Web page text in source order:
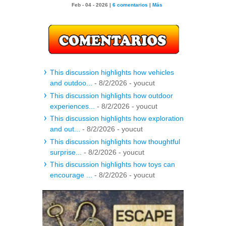
Feb - 04 - 2026 | 6 comentarios | Más
This discussion highlights how vehicles
and outdoo...
- 8/2/2026 - youcut
This discussion highlights how outdoor
experiences...
- 8/2/2026 - youcut
This discussion highlights how exploration
and out...
- 8/2/2026 - youcut
This discussion highlights how thoughtful
surprise...
- 8/2/2026 - youcut
This discussion highlights how toys can
encourage ...
- 8/2/2026 - youcut